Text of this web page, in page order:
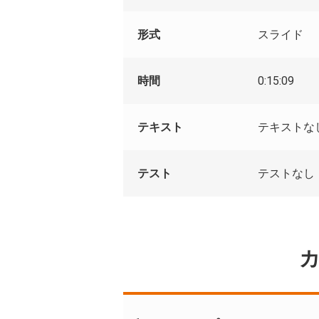
形式 スライド
時間 0:15:09
テキスト テキストな
テスト テストなし